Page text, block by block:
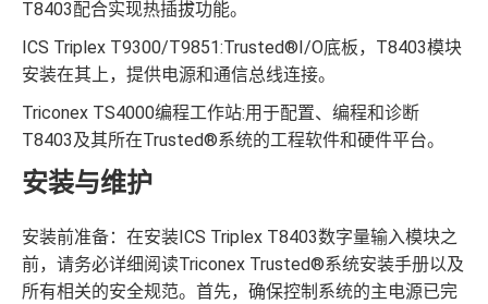
T8403配合实现热插拔功能。
ICS Triplex T9300/T9851:Trusted®I/O底板，T8403模块
安装在其上，提供电源和通信总线连接。
Triconex TS4000编程工作站:用于配置、编程和诊断
T8403及其所在Trusted®系统的工程软件和硬件平台。
安装与维护
安装前准备：在安装ICS Triplex T8403数字量输入模块之
前，请务必详细阅读Triconex Trusted®系统安装手册以及
所有相关的安全规范。首先，确保控制系统的主电源已完